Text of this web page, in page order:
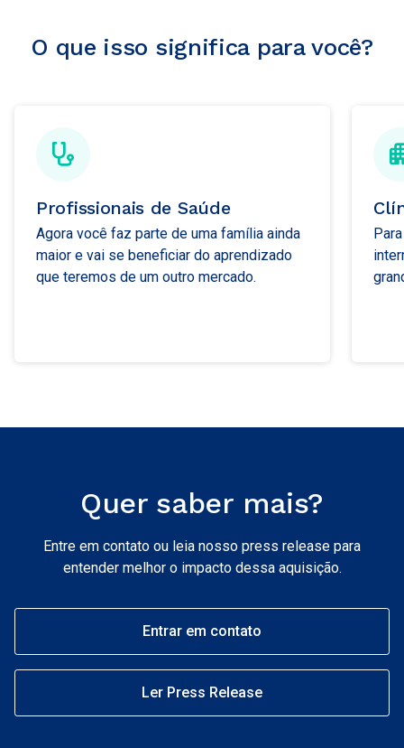
O que isso significa para você?
Profissionais de Saúde
Agora você faz parte de uma família ainda
maior e vai se beneficiar do aprendizado
que teremos de um outro mercado.
Quer saber mais?
Entre em contato ou leia nosso press release para
entender melhor o impacto dessa aquisição.
Entrar em contato
Ler Press Release